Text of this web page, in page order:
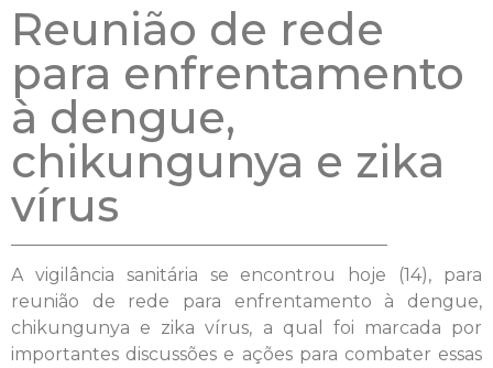
Reunião de rede
para enfrentamento
à dengue,
chikungunya e zika
vírus
A vigilância sanitária se encontrou hoje (14), para
reunião de rede para enfrentamento à dengue,
chikungunya e zika vírus, a qual foi marcada por
importantes discussões e ações para combater essas